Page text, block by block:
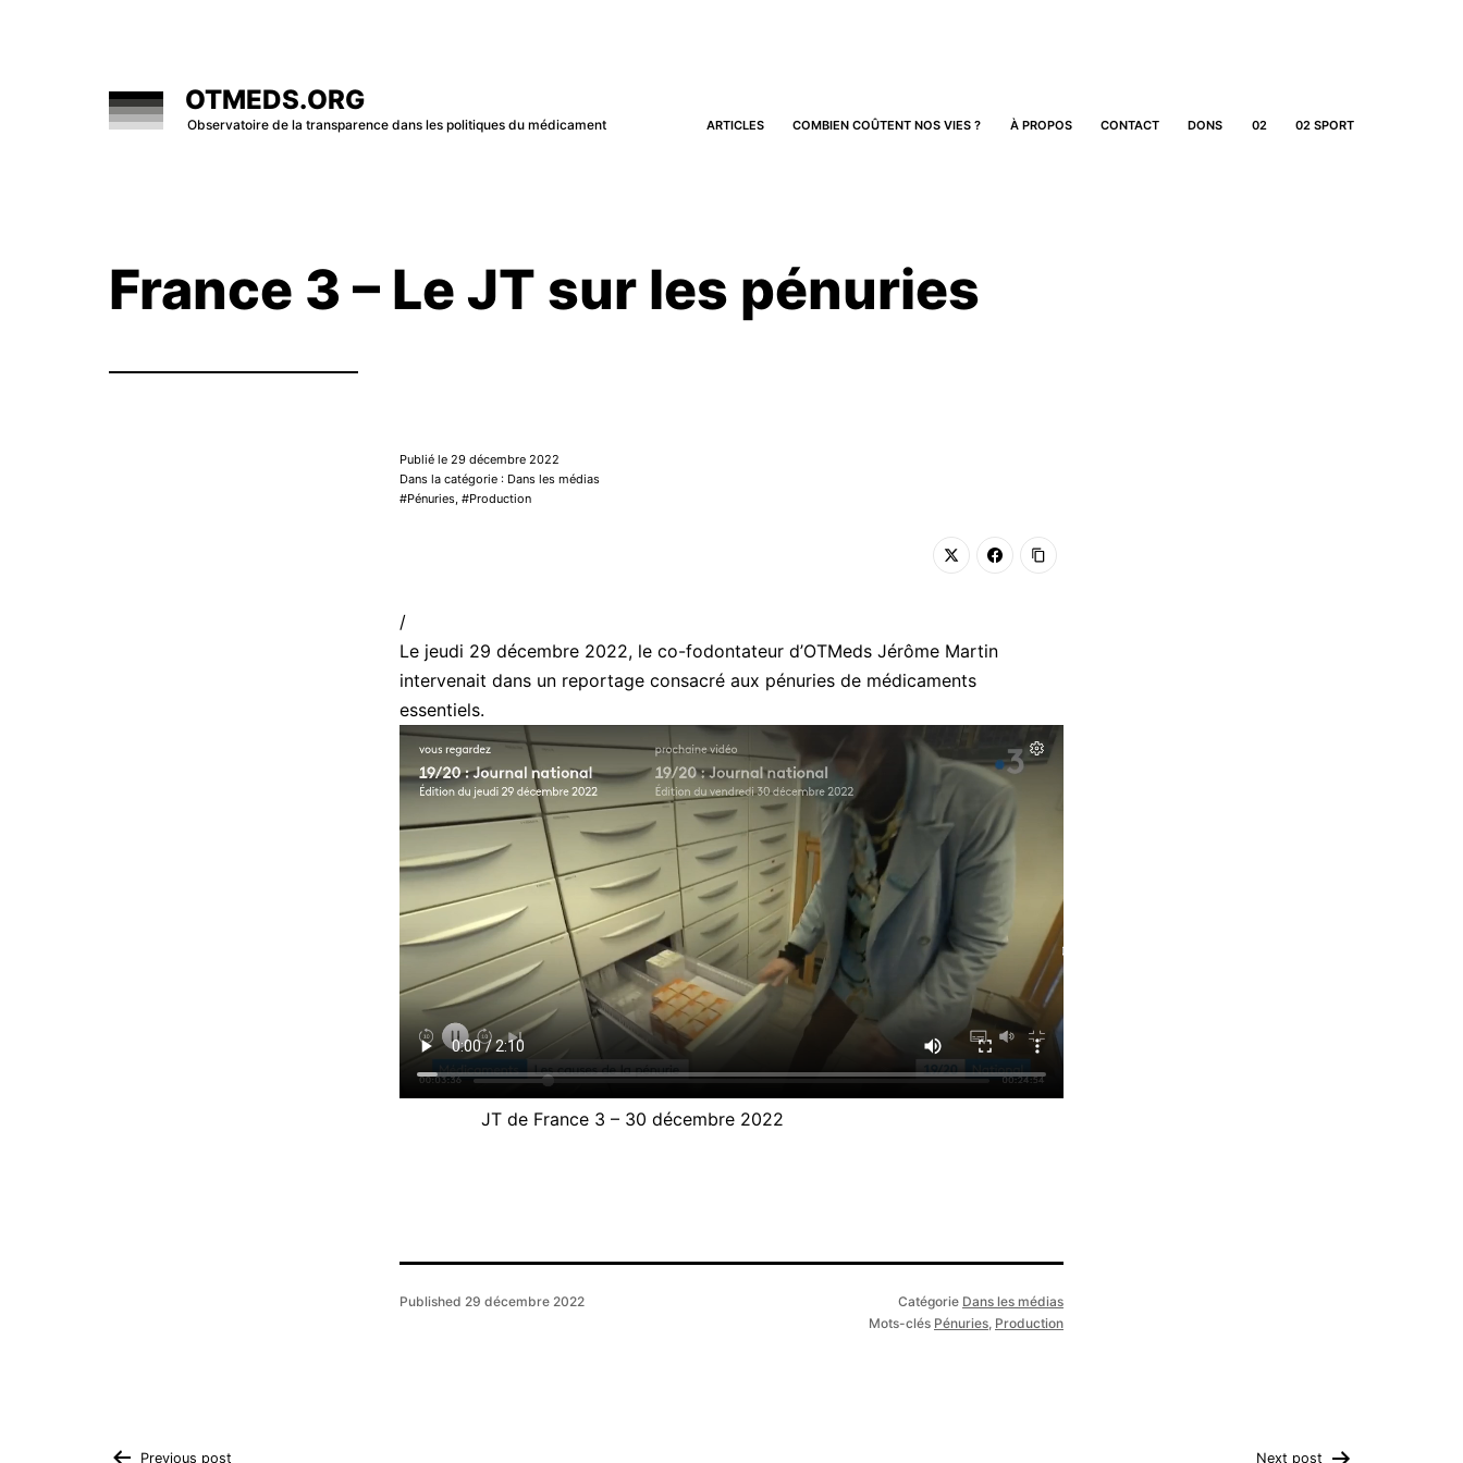
OTMEDS.ORG
Observatoire de la transparence dans les politiques du médicament ARTICLES COMBIEN COÛTENT NOS VIES ? À PROPOS CONTACT DONS 02 02 SPORT
France 3 – Le JT sur les pénuries
Publié le 29 décembre 2022
Dans la catégorie : Dans les médias
Pénuries
Production
/
Le jeudi 29 décembre 2022, le co-fodontateur d’OTMeds Jérôme Martin
intervenait dans un reportage consacré aux pénuries de médicaments
essentiels.
JT de France 3 – 30 décembre 2022
Published 29 décembre 2022 Catégorie Dans les médias
Mots-clés Pénuries, Production
Previous post Next post